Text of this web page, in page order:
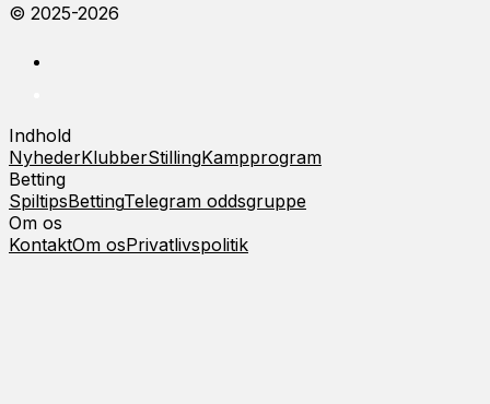
© 2025-2026
Indhold
NyhederKlubberStillingKampprogram
Betting
SpiltipsBettingTelegram oddsgruppe
Om os
KontaktOm osPrivatlivspolitik